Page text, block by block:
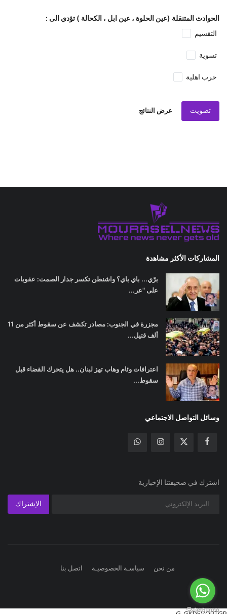
الحوادث المتنقلة (عين الحلوة ، عين ابل ، الكحالة ) تؤدي الى :
التقسيم
تسوية
حرب اهلية
تصويت عرض النتائج
المشاركات الأكثر مشاهدة
برّي... باي باي؟ واشنطن تكسر جدار الصمت: عقوبات
على "عر...
مجزرة في الجنوب: مصادر تكشف عن سقوط أكثر من 11
ألف قتيل...
اعترافات وئام وهاب تهز لبنان.. هل يتحرك القضاء قبل
سقوط...
وسائل التواصل الاجتماعي
اشترك في صحيفتنا الإخبارية
الإشتراك
من نحن سياسـة الخصوصيـة اتصل بنا